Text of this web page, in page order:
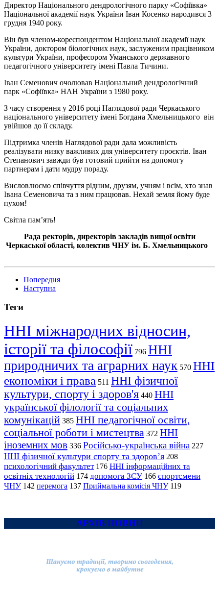
Директор Національного дендрологічного парку «Софіївка»
Національної академії наук України Іван Косенко народився 3
грудня 1940 року.
Він був членом-кореспондентом Національної академії наук
України, доктором біологічних наук, заслуженим працівником
культури України, професором Уманського державного
педагогічного університету імені Павла Тичини.
Іван Семенович очолював Національний дендрологічний
парк «Софіївка» НАН України з 1980 року.
З часу створення у 2016 році Наглядової ради Черкаського
національного університету імені Богдана Хмельницького він
увійшов до її складу.
Підтримка членів Наглядової ради дала можливість
реалізувати низку важливих для університету проєктів. Іван
Степанович завжди був готовий прийти на допомогу
партнерам і дати мудру пораду.
Висловлюємо співчуття рідним, друзям, учням і всім, хто знав
Івана Семеновича та з ним працював. Нехай земля йому буде
пухом!
Світла пам’ять!
Рада ректорів, директорів закладів вищої освіти
Черкаської області, колектив ЧНУ ім. Б. Хмельницького
Попередня
Наступна
Теги
ННІ міжнародних відносин,
історії та філософії 796 ННІ
природничих та аграрних наук 570 ННІ
економіки і права 511 ННІ фізичної
культури, спорту і здоров'я 440 ННІ
української філології та соціальних
комунікацій 385 ННІ педагогічної освіти,
соціальної роботи і мистецтва 372 ННІ
іноземних мов 336 Російсько-українська війна 227
ННІ фізичної культури спорту та здоров’я 208
психологічний факультет 176 ННІ інформаційних та
освітніх технологій 174 допомога ЗСУ 166 спортсмени
ЧНУ 142 перемога 137 Приймальна комісія ЧНУ 119
АРХІВ НОВИН